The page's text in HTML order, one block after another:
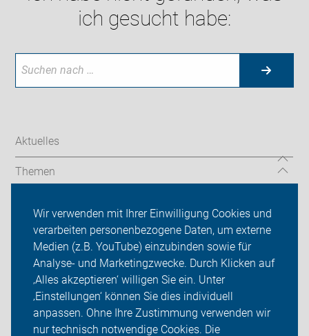
Wir verwenden mit Ihrer Einwilligung Cookies und
verarbeiten personenbezogene Daten, um externe
Medien (z.B. YouTube) einzubinden sowie für
Analyse- und Marketingzwecke. Durch Klicken auf
‚Alles akzeptieren‘ willigen Sie ein. Unter
‚Einstellungen‘ können Sie dies individuell
anpassen. Ohne Ihre Zustimmung verwenden wir
nur technisch notwendige Cookies. Die
ich gesucht habe:
Aktuelles
Themen
Presse
ADFC Lippe
Sei dabei
Login